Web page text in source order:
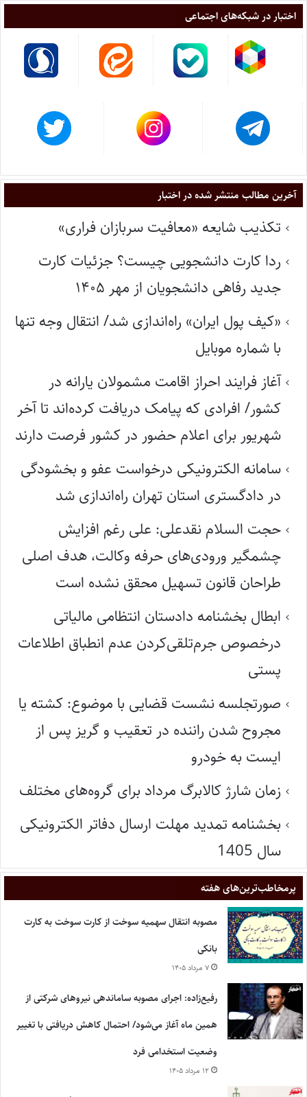
اختبار در شبکه‌های اجتماعی
آخرین مطالب منتشر شده در اختبار
تکذیب شایعه «معافیت سربازان فراری»
ردا کارت دانشجویی چیست؟ جزئیات کارت
جدید رفاهی دانشجویان از مهر ۱۴۰۵
«کیف پول ایران» راه‌اندازی شد/ انتقال وجه تنها
با شماره موبایل
آغاز فرایند احراز اقامت مشمولان یارانه در
کشور/ افرادی که پیامک دریافت کرده‌اند تا آخر
شهریور برای اعلام حضور در کشور فرصت دارند
سامانه الکترونیکی درخواست عفو و بخشودگی
در دادگستری استان تهران راه‌اندازی شد
حجت السلام نقدعلی: علی رغم افزایش
چشمگیر ورودی‌های حرفه وکالت، هدف اصلی
طراحان قانون تسهیل محقق نشده است
ابطال بخشنامه دادستان انتظامی مالیاتی
درخصوص جرم‌تلقی‌کردن عدم انطباق اطلاعات
پستی
صورتجلسه نشست قضایی با موضوع: کشته یا
مجروح شدن راننده در تعقیب و گریز پس از
ایست به خودرو
زمان شارژ کالابرگ مرداد برای گروه‌های مختلف
بخشنامه تمدید مهلت ارسال دفاتر الکترونیکی
سال 1405
پر‌مخاطب‌ترین‌های هفته
مصوبه انتقال سهمیه سوخت از کارت سوخت به کارت
بانکی
۷ مرداد ۱۴۰۵
رفیع‌زاده: اجرای مصوبه ساماندهی نیروهای شرکتی از
همین ماه آغاز می‌شود/ احتمال کاهش دریافتی با تغییر
وضعیت استخدامی فرد
۱۲ مرداد ۱۴۰۵